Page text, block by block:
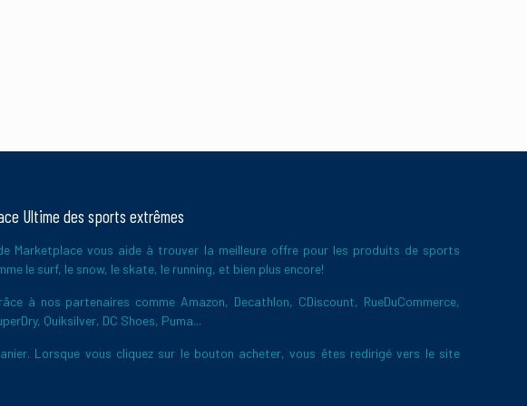
Ultime des sports extrêmes
Marketplace vous aide à trouver la meilleure offre pour les produits de sports
le surf, le snow, le skate, le running, et bien plus encore!
à nos partenaires comme Amazon, Decathlon, CDiscount, RueDuCommerce,
Quiksilver, DC Shoes, Puma...
Lorsque vous cliquez sur le bouton acheter, vous êtes redirigé vers le site